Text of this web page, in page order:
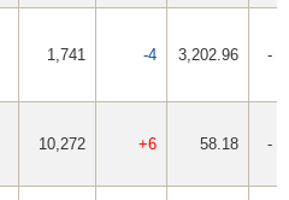
1,741 -4 3,202.96 -
10,272 +6 58.18 -